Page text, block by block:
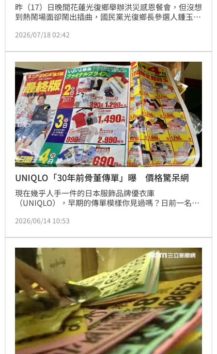
昨（17）日晚間花蓮光復鄉舉辦洪災感恩餐會，但沒想
到熱鬧場面卻鬧出插曲，國民黨光復鄉長參選人鍾玉清
控飆罵不雅字眼，更有人發現他身上還穿著印有縣府
官威好大。對此花蓮縣府表示一向秉持行政中立原則。
2026/07/18 02:42
UNIQLO「30年前骨董傳單」曝 價格驚呆網
現在幾乎人手一件的日本服飾品牌優衣庫
（UNIQLO），早期的傳單模樣你見過嗎？日前一名日
董級」的UNIQLO宣傳傳單。原PO推估這張傳單至少
起廣大網友的回憶殺。
2026/06/14 10:53